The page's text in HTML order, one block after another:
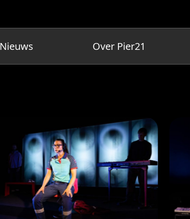
Nieuws Over Pier21